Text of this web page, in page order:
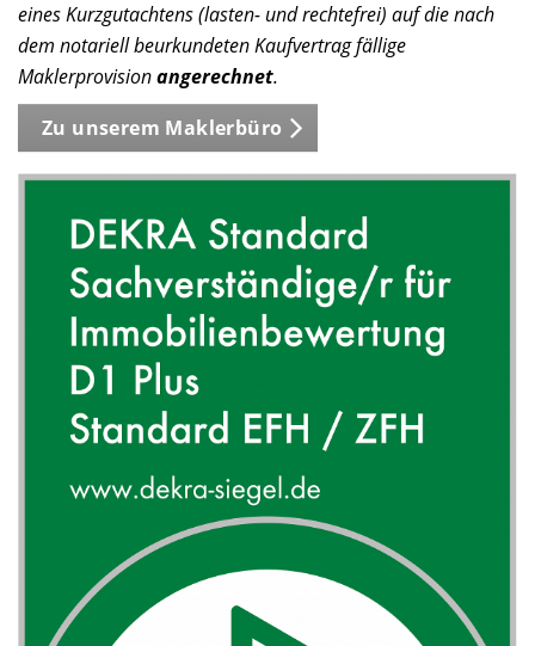
eines Kurzgutachtens (lasten- und rechtefrei) auf die nach
dem notariell beurkundeten Kaufvertrag fällige
Maklerprovisionangerechnet.
Zu unserem Maklerbüro